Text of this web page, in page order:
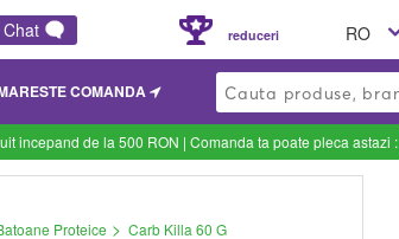
RO
reduceri
COMANDA
incepand de la 500 RON | Comanda ta poate pleca astazi :
Proteice > Carb Killa 60 G